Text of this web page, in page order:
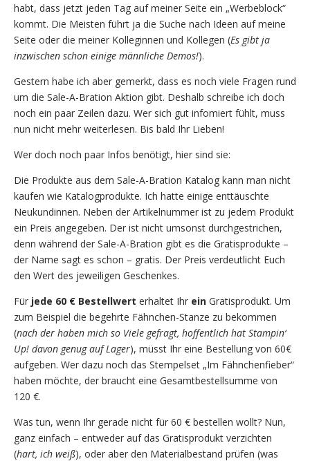
habt, dass jetzt jeden Tag auf meiner Seite ein „Werbeblock“
kommt. Die Meisten führt ja die Suche nach Ideen auf meine
Seite oder die meiner Kolleginnen und Kollegen (Es gibt ja
inzwischen schon einige männliche Demos!).
Gestern habe ich aber gemerkt, dass es noch viele Fragen rund
um die Sale-A-Bration Aktion gibt. Deshalb schreibe ich doch
noch ein paar Zeilen dazu. Wer sich gut infomiert fühlt, muss
nun nicht mehr weiterlesen. Bis bald Ihr Lieben!
Wer doch noch paar Infos benötigt, hier sind sie:
Die Produkte aus dem Sale-A-Bration Katalog kann man nicht
kaufen wie Katalogprodukte. Ich hatte einige enttäuschte
Neukundinnen. Neben der Artikelnummer ist zu jedem Produkt
ein Preis angegeben. Der ist nicht umsonst durchgestrichen,
denn während der Sale-A-Bration gibt es die Gratisprodukte –
der Name sagt es schon – gratis. Der Preis verdeutlicht Euch
den Wert des jeweiligen Geschenkes.
Für jede 60 € Bestellwert erhaltet Ihr ein Gratisprodukt. Um
zum Beispiel die begehrte Fähnchen-Stanze zu bekommen
(nach der haben mich so Viele gefragt, hoffentlich hat Stampin‘
Up! davon genug auf Lager), müsst Ihr eine Bestellung von 60€
aufgeben. Wer dazu noch das Stempelset „Im Fähnchenfieber“
haben möchte, der braucht eine Gesamtbestellsumme von
120 €.
Was tun, wenn Ihr gerade nicht für 60 € bestellen wollt? Nun,
ganz einfach – entweder auf das Gratisprodukt verzichten
(hart, ich weiß), oder aber den Materialbestand prüfen (was